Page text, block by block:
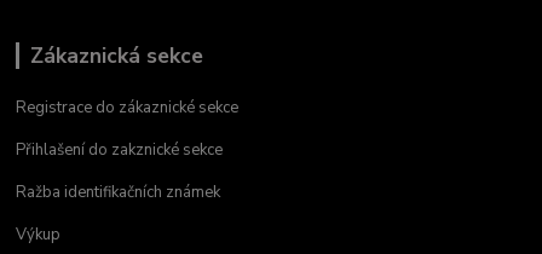
Zákaznická sekce
Registrace do zákaznické sekce
Přihlašení do zakznické sekce
Ražba identifikačních známek
Výkup